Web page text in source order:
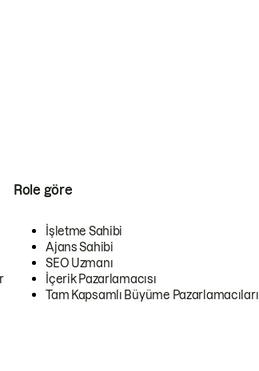
Role göre
İşletme Sahibi
Ajans Sahibi
SEO Uzmanı
İçerik Pazarlamacısı
Tam Kapsamlı Büyüme Pazarlamacıları